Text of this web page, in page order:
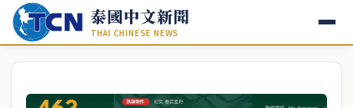
泰國中文新聞
THAI CHINESE NEWS